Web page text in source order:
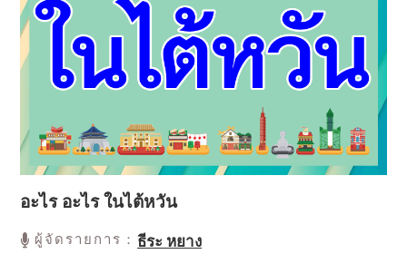
อะไร อะไร ในไต้หวัน
ผู้จัดรายการ：ธีระ หยาง